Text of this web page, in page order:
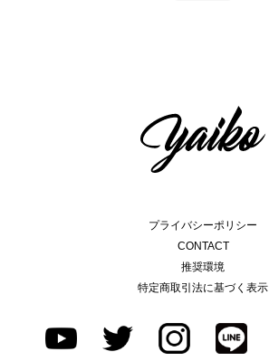
プライバシーポリシー
CONTACT
推奨環境
特定商取引法に基づく表示